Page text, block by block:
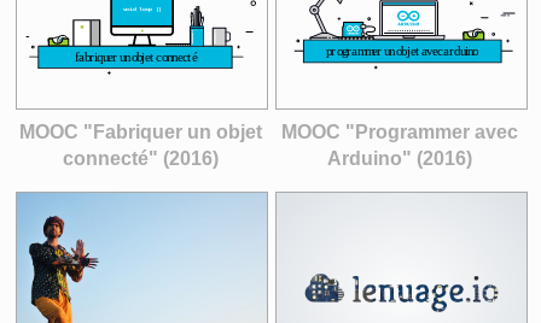
MOOC "Fabriquer un objet
connecté" (2016)
MOOC "Programmer avec
Arduino" (2016)